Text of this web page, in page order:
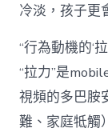
冷淡，孩子更
“行為動機的‘
“拉力”是
視頻的多巴胺
難、家庭牴觸